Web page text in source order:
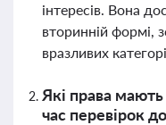
інтересів. Вона
вторинній формі,
вразливих
Які права мають
час перевірок